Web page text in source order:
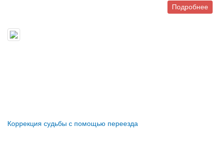
Подробнее
Коррекция судьбы с помощью переезда